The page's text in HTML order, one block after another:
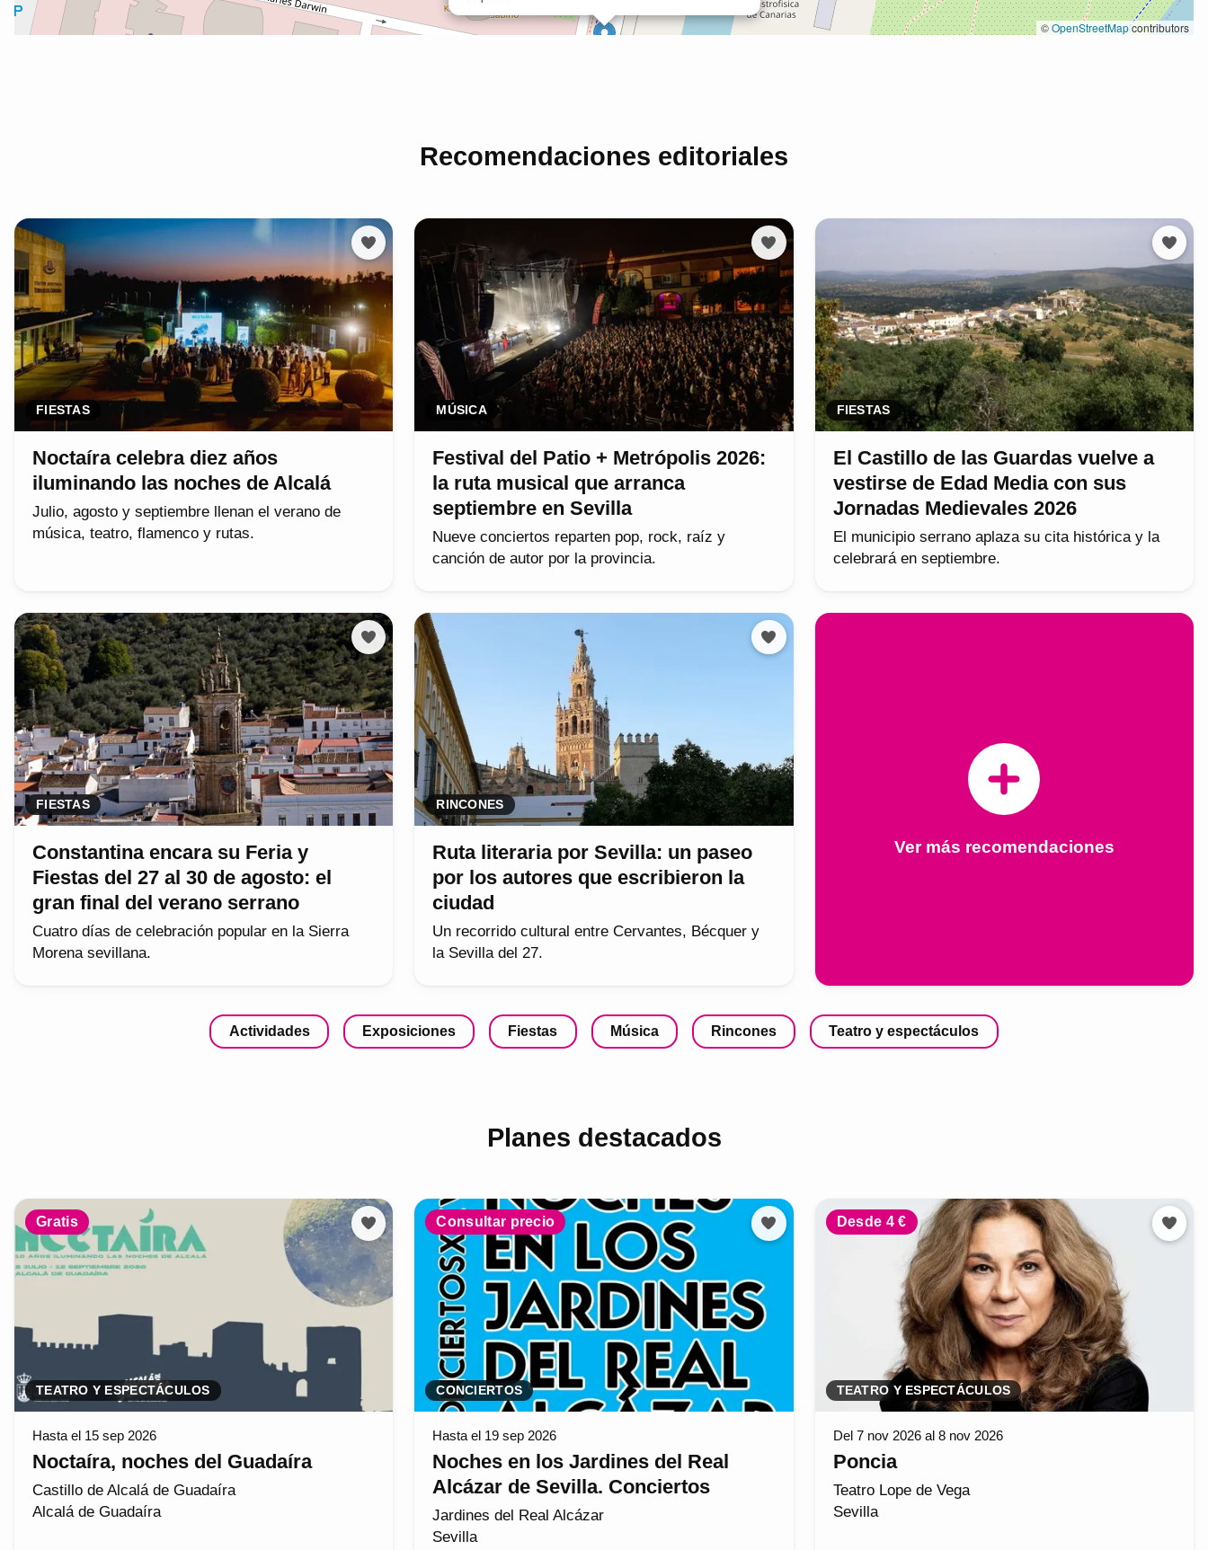
Recomendaciones editoriales
FIESTAS
Noctaíra celebra diez años
iluminando las noches de Alcalá
Julio, agosto y septiembre llenan el verano de
música, teatro, flamenco y rutas.
MÚSICA
Festival del Patio + Metrópolis 2026:
la ruta musical que arranca
septiembre en Sevilla
Nueve conciertos reparten pop, rock, raíz y
canción de autor por la provincia.
FIESTAS
El Castillo de las Guardas vuelve a
vestirse de Edad Media con sus
Jornadas Medievales 2026
El municipio serrano aplaza su cita histórica y la
celebrará en septiembre.
FIESTAS
Constantina encara su Feria y
Fiestas del 27 al 30 de agosto: el
gran final del verano serrano
Cuatro días de celebración popular en la Sierra
Morena sevillana.
RINCONES
Ruta literaria por Sevilla: un paseo
por los autores que escribieron la
ciudad
Un recorrido cultural entre Cervantes, Bécquer y
la Sevilla del 27.
Ver más recomendaciones
Actividades Exposiciones Fiestas Música Rincones Teatro y espectáculos
Planes destacados
Gratis
TEATRO Y ESPECTÁCULOS
Hasta el 15 sep 2026
Noctaíra, noches del Guadaíra
Castillo de Alcalá de Guadaíra
Alcalá de Guadaíra
Consultar precio
CONCIERTOS
Hasta el 19 sep 2026
Noches en los Jardines del Real
Alcázar de Sevilla. Conciertos
Jardines del Real Alcázar
Sevilla
Desde 4 €
TEATRO Y ESPECTÁCULOS
Del 7 nov 2026 al 8 nov 2026
Poncia
Teatro Lope de Vega
Sevilla